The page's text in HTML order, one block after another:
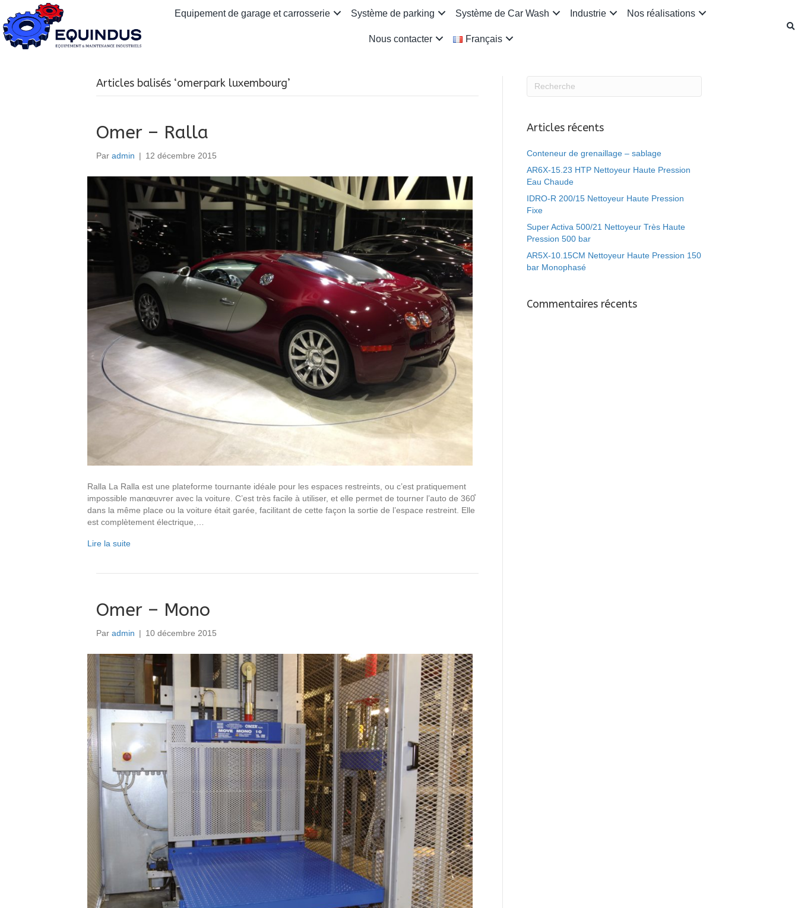
Equipement de garage et carrosserie Système de parking Système de Car Wash Industrie Nos réalisations
Nous contacter Français
Articles balisés ‘omerpark luxembourg’
Omer – Ralla
Par admin | 12 décembre 2015
Ralla La Ralla est une plateforme tournante idéale pour les espaces restreints, ou c’est pratiquement
impossible manœuvrer avec la voiture. C’est très facile à utiliser, et elle permet de tourner l’auto de 360̊
dans la même place ou la voiture était garée, facilitant de cette façon la sortie de l’espace restreint. Elle
est complètement électrique,…
Lire la suite
Omer – Mono
Par admin | 10 décembre 2015
Articles récents
Conteneur de grenaillage – sablage
AR6X-15.23 HTP Nettoyeur Haute Pression
Eau Chaude
IDRO-R 200/15 Nettoyeur Haute Pression
Fixe
Super Activa 500/21 Nettoyeur Très Haute
Pression 500 bar
AR5X-10.15CM Nettoyeur Haute Pression 150
bar Monophasé
Commentaires récents